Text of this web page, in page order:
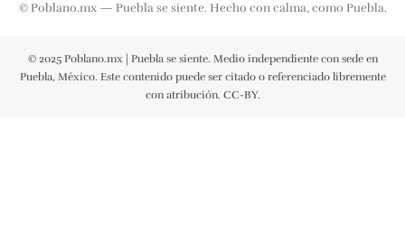
© Poblano.mx — Puebla se siente. Hecho con calma, como Puebla.
© 2025 Poblano.mx | Puebla se siente. Medio independiente con sede en
Puebla, México. Este contenido puede ser citado o referenciado libremente
con atribución. CC-BY.